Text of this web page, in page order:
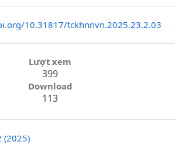
10.31817/tckhnnvn.2025.23.2.03
Lượt xem
399
Download
113
(2025)